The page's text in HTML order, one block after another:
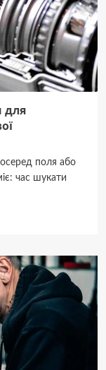
для
поля або
час шукати